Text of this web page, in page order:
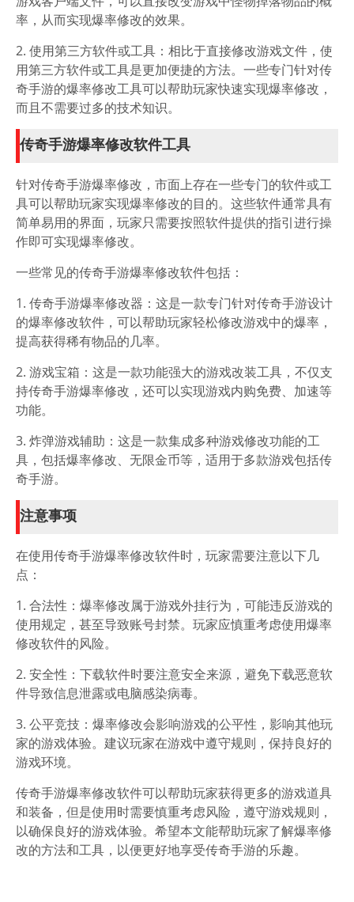
率，从而实现爆率修改的效果。
2. 使用第三方软件或工具：相比于直接修改游戏文件，使
用第三方软件或工具是更加便捷的方法。一些专门针对传
奇手游的爆率修改工具可以帮助玩家快速实现爆率修改，
而且不需要过多的技术知识。
传奇手游爆率修改软件工具
针对传奇手游爆率修改，市面上存在一些专门的软件或工
具可以帮助玩家实现爆率修改的目的。这些软件通常具有
简单易用的界面，玩家只需要按照软件提供的指引进行操
作即可实现爆率修改。
一些常见的传奇手游爆率修改软件包括：
1. 传奇手游爆率修改器：这是一款专门针对传奇手游设计
的爆率修改软件，可以帮助玩家轻松修改游戏中的爆率，
提高获得稀有物品的几率。
2. 游戏宝箱：这是一款功能强大的游戏改装工具，不仅支
持传奇手游爆率修改，还可以实现游戏内购免费、加速等
功能。
3. 炸弹游戏辅助：这是一款集成多种游戏修改功能的工
具，包括爆率修改、无限金币等，适用于多款游戏包括传
奇手游。
注意事项
在使用传奇手游爆率修改软件时，玩家需要注意以下几
点：
1. 合法性：爆率修改属于游戏外挂行为，可能违反游戏的
使用规定，甚至导致账号封禁。玩家应慎重考虑使用爆率
修改软件的风险。
2. 安全性：下载软件时要注意安全来源，避免下载恶意软
件导致信息泄露或电脑感染病毒。
3. 公平竞技：爆率修改会影响游戏的公平性，影响其他玩
家的游戏体验。建议玩家在游戏中遵守规则，保持良好的
游戏环境。
传奇手游爆率修改软件可以帮助玩家获得更多的游戏道具
和装备，但是使用时需要慎重考虑风险，遵守游戏规则，
以确保良好的游戏体验。希望本文能帮助玩家了解爆率修
改的方法和工具，以便更好地享受传奇手游的乐趣。